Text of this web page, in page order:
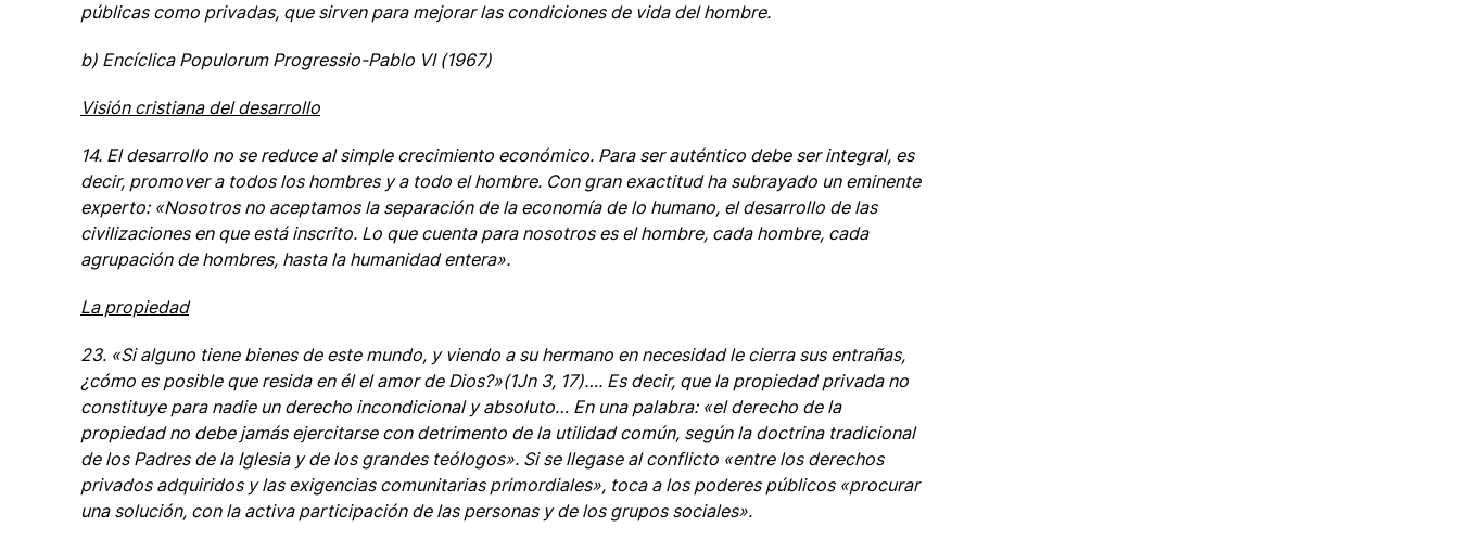
públicas como privadas, que sirven para mejorar las condiciones de vida del hombre.
b) Encíclica Populorum Progressio-Pablo VI (1967)
Visión cristiana del desarrollo
14. El desarrollo no se reduce al simple crecimiento económico. Para ser auténtico debe ser integral, es
decir, promover a todos los hombres y a todo el hombre. Con gran exactitud ha subrayado un eminente
experto: «Nosotros no aceptamos la separación de la economía de lo humano, el desarrollo de las
civilizaciones en que está inscrito. Lo que cuenta para nosotros es el hombre, cada hombre, cada
agrupación de hombres, hasta la humanidad entera».
La propiedad
23. «Si alguno tiene bienes de este mundo, y viendo a su hermano en necesidad le cierra sus entrañas,
¿cómo es posible que resida en él el amor de Dios?»(1Jn 3, 17)…. Es decir, que la propiedad privada no
constituye para nadie un derecho incondicional y absoluto… En una palabra: «el derecho de la
propiedad no debe jamás ejercitarse con detrimento de la utilidad común, según la doctrina tradicional
de los Padres de la Iglesia y de los grandes teólogos». Si se llegase al conflicto «entre los derechos
privados adquiridos y las exigencias comunitarias primordiales», toca a los poderes públicos «procurar
una solución, con la activa participación de las personas y de los grupos sociales».